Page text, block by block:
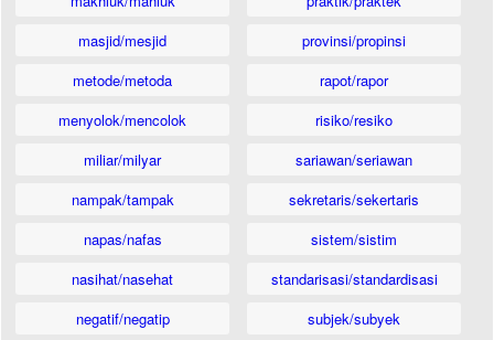
masjid/mesjid
metode/metoda
menyolok/mencolok
miliar/milyar
nampak/tampak
napas/nafas
nasihat/nasehat
negatif/negatip
provinsi/propinsi
rapot/rapor
risiko/resiko
sariawan/seriawan
sekretaris/sekertaris
sistem/sistim
standarisasi/standardisasi
subjek/subyek